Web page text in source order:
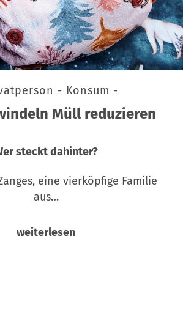
- Konsum -
Müll reduzieren
steckt dahinter?
eine vierköpfige Familie
aus…
weiterlesen